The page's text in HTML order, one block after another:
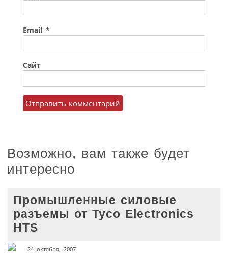
Email *
Сайт
Возможно, вам также будет
интересно
Промышленные силовые
разъемы от Tyco Electronics
HTS
24 октября, 2007